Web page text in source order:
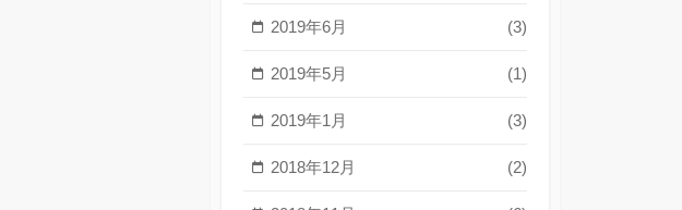
2019年6月 (3)
2019年5月 (1)
2019年1月 (3)
2018年12月 (2)